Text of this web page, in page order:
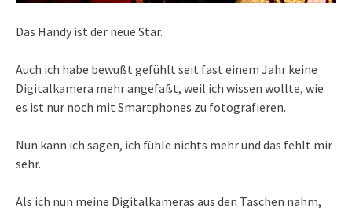
Das Handy ist der neue Star.
Auch ich habe bewußt gefühlt seit fast einem Jahr keine
Digitalkamera mehr angefaßt, weil ich wissen wollte, wie
es ist nur noch mit Smartphones zu fotografieren.
Nun kann ich sagen, ich fühle nichts mehr und das fehlt mir
sehr.
Als ich nun meine Digitalkameras aus den Taschen nahm,